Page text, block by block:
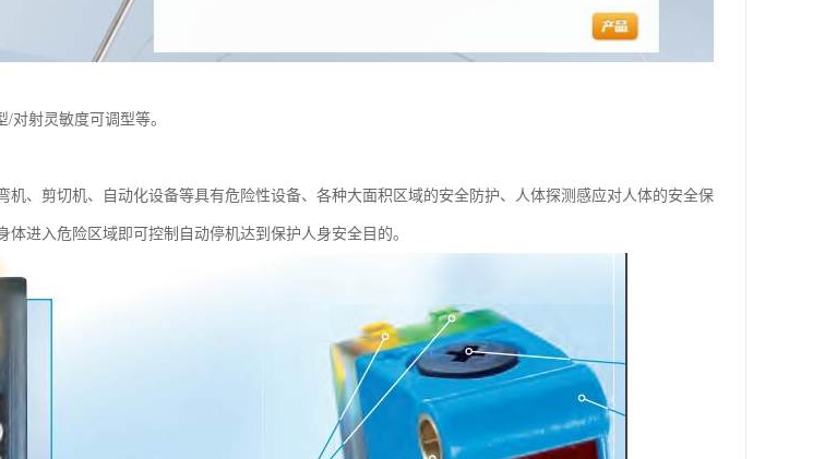
对射灵敏度可调型等。
机、剪切机、自动化设备等具有危险性设备、各种大面积区域的安全防护、人体探测感应对人体的安全保
进入危险区域即可控制自动停机达到保护人身安全目的。